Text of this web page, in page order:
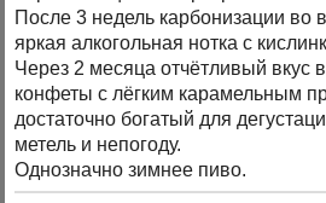
После 3 недель карбонизации во
яркая алкогольная нотка с
Через 2 месяца отчётливый вкус
конфеты с лёгким карамельным
достаточно богатый для
метель и непогоду.
Однозначно зимнее пиво.